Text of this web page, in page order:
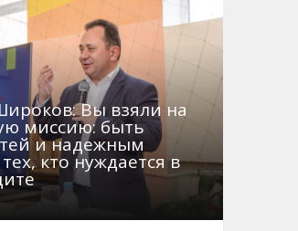
Вы взяли на
миссию: быть
и надежным
кто нуждается в